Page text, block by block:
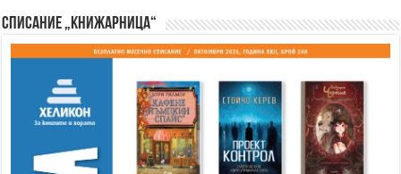
Списание „Книжарница“